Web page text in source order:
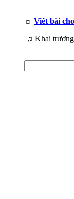
☼ Viết bài
♫ Khai trương